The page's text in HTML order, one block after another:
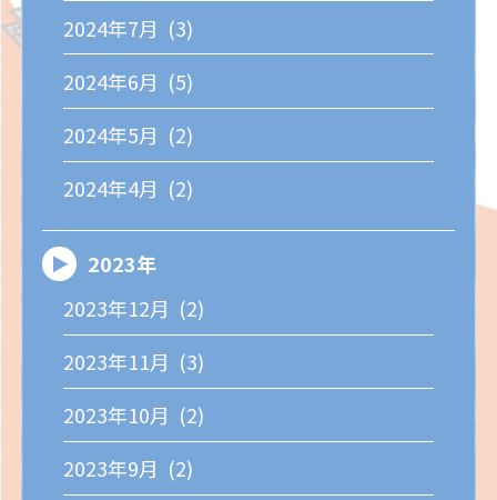
2024年7月 (3)
2024年6月 (5)
2024年5月 (2)
2024年4月 (2)
2023年
2023年12月 (2)
2023年11月 (3)
2023年10月 (2)
2023年9月 (2)